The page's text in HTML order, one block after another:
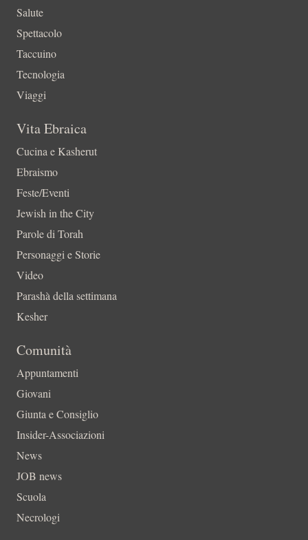
Salute
Spettacolo
Taccuino
Tecnologia
Viaggi
Vita Ebraica
Cucina e Kasherut
Ebraismo
Feste/Eventi
Jewish in the City
Parole di Torah
Personaggi e Storie
Video
Parashà della settimana
Kesher
Comunità
Appuntamenti
Giovani
Giunta e Consiglio
Insider-Associazioni
News
JOB news
Scuola
Necrologi